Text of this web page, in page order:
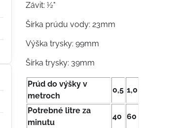
Závit: ½"
Šírka prúdu vody: 23mm
Výška trysky: 99mm
Šírka trysky: 39mm
Prúd do výšky v
metroch
0,5 1,0
Potrebné litre za
minutu
40 60